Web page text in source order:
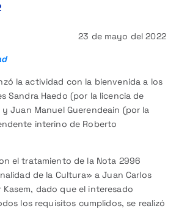
23 de mayo del 2022
la actividad con la bienvenida a los
Sandra Haedo (por la licencia de
Juan Manuel Guerendeain (por la
interino de Roberto
el tratamiento de la Nota 2996
de la Cultura» a Juan Carlos
Kasem, dado que el interesado
los requisitos cumplidos, se realizó